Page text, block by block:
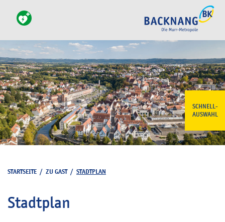
SCHNELL-
AUSWAHL
STARTSEITE / ZU GAST/ STADTPLAN
Stadtplan